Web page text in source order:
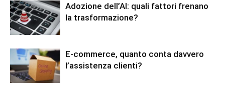
Adozione dell’AI: quali fattori frenano
la trasformazione?
E-commerce, quanto conta davvero
l’assistenza clienti?